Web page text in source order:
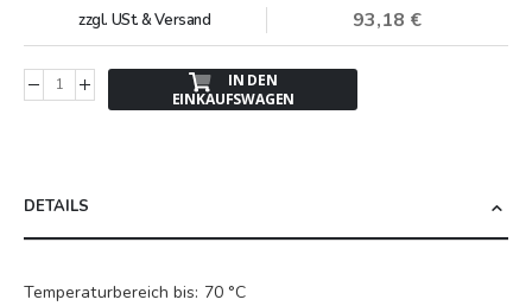
93,18 €
zzgl. USt. & Versand
IN DEN
EINKAUFSWAGEN
DETAILS
Temperaturbereich bis: 70 °C